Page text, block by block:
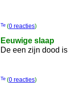
(0 reacties)
Eeuwige slaap
De een zijn dood
(0 reacties)